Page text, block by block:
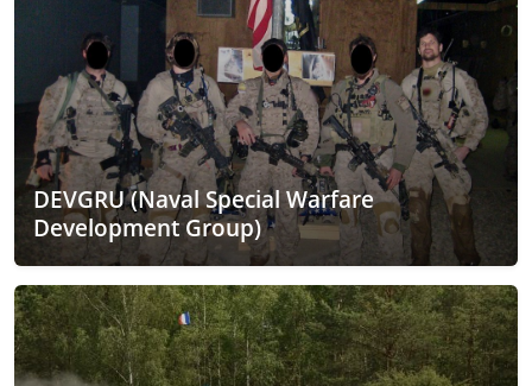
DEVGRU (Naval Special Warfare
Development Group)